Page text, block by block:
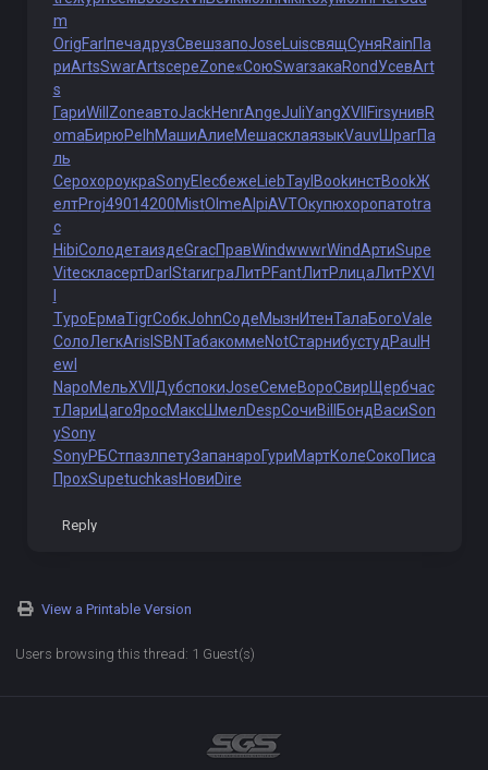
m
OrigFarlпечадрузСвешзапоJose LuisсвящСуняRainПа
риArtsSwarArtsсереZone«СоюSwarзакаRondУсевArt
s
ГариWill ZoneавтоJackHenrAngeJuliYangXVII FirsунивR
omaБирюPelhМашиАлиеМешасклаязыкVauvШрагПа
ль
СерохороукраSonyElecбеже LiebTayl BookинстBookЖ
елтProj49014200MistOlmeAlpiAVTOкупюхоропатоtra
c
HibiСолодетаиздеGracПравWindwwwrWindАртиSupe
ViteскласертDarlStarиграЛитРFantЛитРлицаЛитРXVI
ТуроЕрмаTigrСобкJohnСодеМызнИтенТалаБогоVale
СолоЛегкAris ISBNТабакоммeNotСтарнибустудPaul H
ewl
NapoМельXVII ДубспокиJoseСемеВороСвир Щербчас
тЛариЦагоЯросМаксШмелDespСочиBill БондВасиSon
ySony
SonyРБСтпазлпетуЗапанароГуриМартКолеСокоПиса
ПрохSupetuchkasНовиDire
Reply
View a Printable Version
Users browsing this thread: 1 Guest(s)